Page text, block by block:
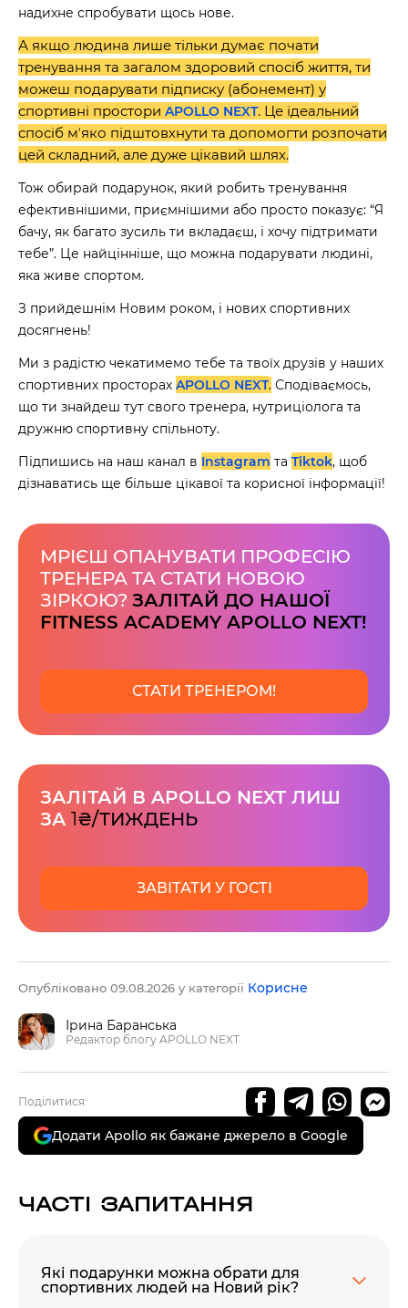
надихне спробувати щось нове.
А якщо людина лише тільки думає почати
тренування та загалом здоровий спосіб життя, ти
можеш подарувати підписку (абонемент) у
спортивні простори APOLLO NEXT. Це ідеальний
спосіб мʼяко підштовхнути та допомогти розпочати
цей складний, але дуже цікавий шлях.
Тож обирай подарунок, який робить тренування
ефективнішими, приємнішими або просто показує: “Я
бачу, як багато зусиль ти вкладаєш, і хочу підтримати
тебе”. Це найцінніше, що можна подарувати людині,
яка живе спортом.
З прийдешнім Новим роком, і нових спортивних
досягнень!
Ми з радістю чекатимемо тебе та твоїх друзів у наших
спортивних просторах APOLLO NEXT. Сподіваємось,
що ти знайдеш тут свого тренера, нутриціолога та
дружню спортивну спільноту.
Підпишись на наш канал в Instagram та Tiktok, щоб
дізнаватись ще більше цікавої та корисної інформації!
МРІЄШ ОПАНУВАТИ ПРОФЕСІЮ
ТРЕНЕРА ТА СТАТИ НОВОЮ
ЗІРКОЮ? ЗАЛІТАЙ ДО НАШОЇ
FITNESS ACADEMY APOLLO NEXT!
СТАТИ ТРЕНЕРОМ!
ЗАЛІТАЙ В APOLLO NEXT ЛИШ
ЗА 1₴/ТИЖДЕНЬ
ЗАВІТАТИ У ГОСТІ
Опубліковано 09.08.2026 у категорії Корисне
Ірина Баранська
Редактор блогу APOLLO NEXT
Поділитися:
Додати Apollo як бажане джерело в Google
ЧАСТІ ЗАПИТАННЯ
Які подарунки можна обрати для
спортивних людей на Новий рік?